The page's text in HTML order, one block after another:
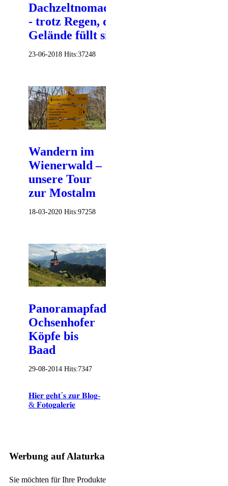
Dachzeltnomadentreffen
- trotz Regen, das
Gelände füllt sich!
23-06-2018 Hits:37248
Wandern im
Wienerwald –
unsere Tour
zur Mostalm
18-03-2020 Hits:97258
Panoramapfad
Ochsenhofer
Köpfe bis
Baad
29-08-2014 Hits:7347
𝐇𝐢𝐞𝐫 𝐠𝐞𝐡𝐭´𝐬 𝐳𝐮𝐫 𝐁𝐥𝐨𝐠-
& 𝐅𝐨𝐭𝐨𝐠𝐚𝐥𝐞𝐫𝐢𝐞
Werbung auf Alaturka
Sie möchten für Ihre Produkte